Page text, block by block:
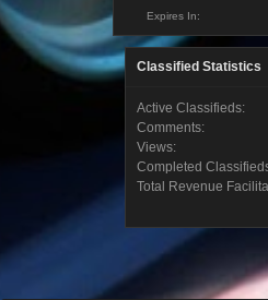
Expires In:
Classified Statistics
Active Classifieds:
Comments:
Views:
Completed
Total Revenue